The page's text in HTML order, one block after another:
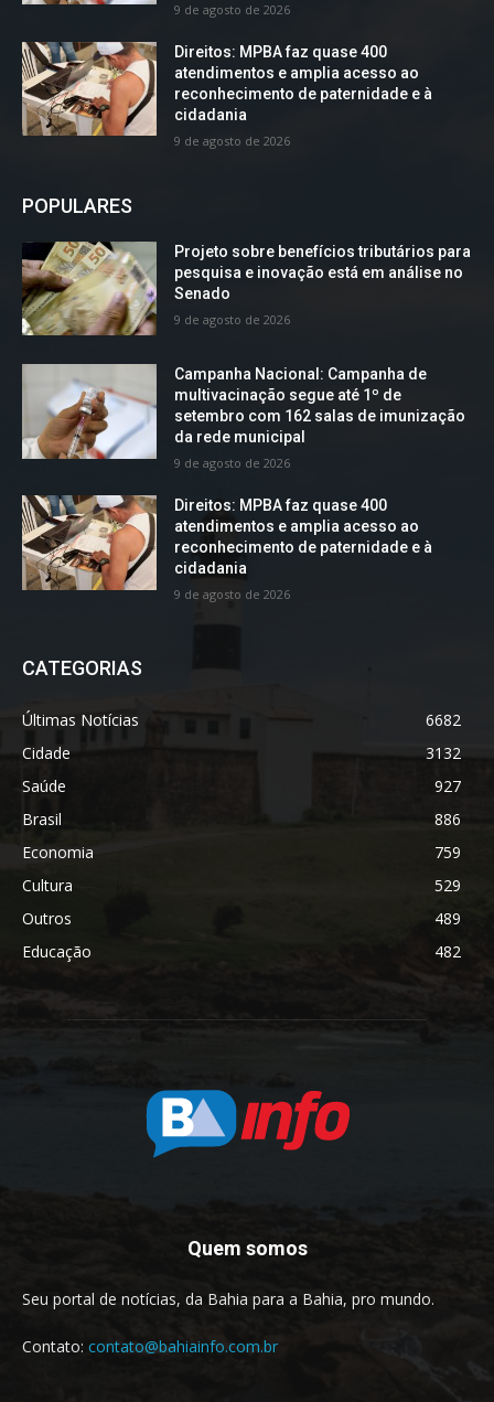
9 de agosto de 2026
Direitos: MPBA faz quase 400
atendimentos e amplia acesso ao
reconhecimento de paternidade e à
cidadania
9 de agosto de 2026
POPULARES
Projeto sobre benefícios tributários para
pesquisa e inovação está em análise no
Senado
9 de agosto de 2026
Campanha Nacional: Campanha de
multivacinação segue até 1º de
setembro com 162 salas de imunização
da rede municipal
9 de agosto de 2026
Direitos: MPBA faz quase 400
atendimentos e amplia acesso ao
reconhecimento de paternidade e à
cidadania
9 de agosto de 2026
CATEGORIAS
Últimas Notícias
6682
Cidade
3132
Saúde
927
Brasil
886
Economia
759
Cultura
529
Outros
489
Educação
482
Quem somos
Seu portal de notícias, da Bahia para a Bahia, pro mundo.
Contato: contato@bahiainfo.com.br